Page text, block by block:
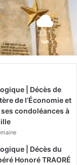
33 ℃
lun
| Décès de
de l’Économie et
condoléances à
| Décès du
Honoré TRAORÉ